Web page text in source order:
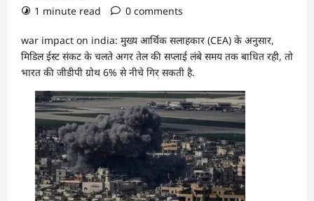
1 minute read
0 comments
war impact on india: मुख्य आर्थिक सलाहकार (CEA) के अनुसार,
मिडिल ईस्ट संकट के चलते अगर तेल की सप्लाई लंबे समय तक बाधित रही, तो
भारत की जीडीपी ग्रोथ 6% से नीचे गिर सकती है.